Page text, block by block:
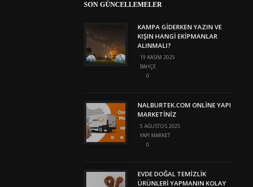
SON GÜNCELLEMELER
KAMPA GIDERKEN YAZIN VE
KIŞIN HANGI EKIPMANLAR
ALINMALI?
19 KASIM 2025
BAHÇE
0
NALBURTEK.COM ONLINE YAPI
MARKETINIZ
5 AĞUSTOS 2025
YAPI MARKET
0
EVDE DOĞAL TEMIZLIK
ÜRÜNLERI YAPMANIN KOLAY